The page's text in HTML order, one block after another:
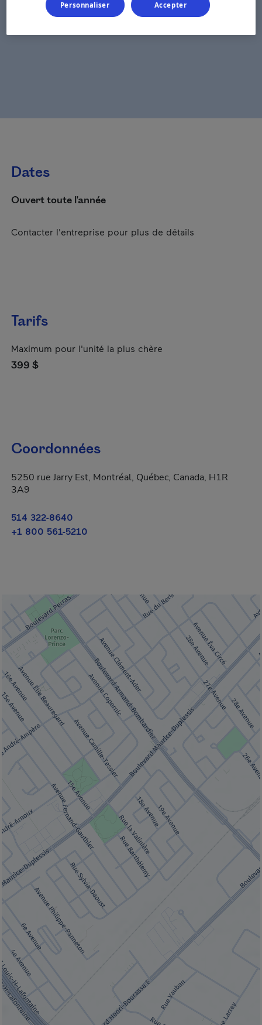
Dates
Ouvert toute l'année
Contacter l'entreprise pour plus de détails
Tarifs
Maximum pour l'unité la plus chère
399 $
Coordonnées
5250 rue Jarry Est, Montréal, Québec, Canada, H1R
3A9
514 322-8640
+1 800 561-5210
Personnaliser Accepter